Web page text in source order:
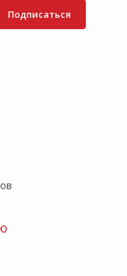
Подписаться